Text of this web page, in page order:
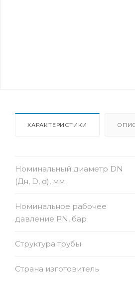
ХАРАКТЕРИСТИКИ
Номинальный диаметр DN
(Дн, D, d), мм
Номинальное рабочее
давление PN, бар
Структура трубы
Страна изготовитель